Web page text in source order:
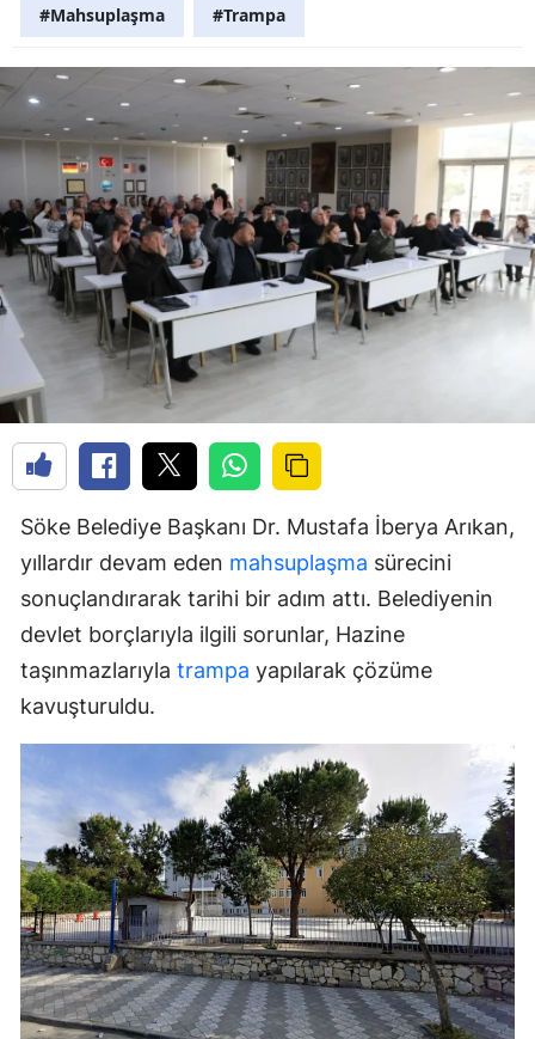
#Mahsuplaşma #Trampa
Söke Belediye Başkanı Dr. Mustafa İberya Arıkan,
yıllardır devam eden mahsuplaşma sürecini
sonuçlandırarak tarihi bir adım attı. Belediyenin
devlet borçlarıyla ilgili sorunlar, Hazine
taşınmazlarıyla trampa yapılarak çözüme
kavuşturuldu.